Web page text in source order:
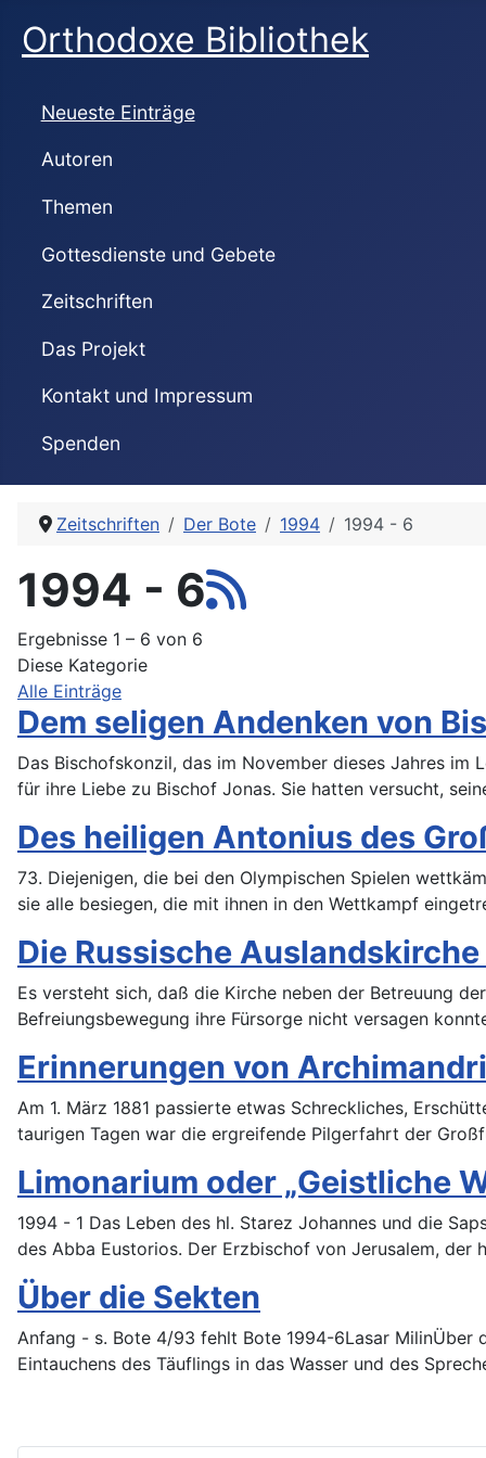
Orthodoxe Bibliothek
Neueste Einträge
Autoren
Themen
Gottesdienste und Gebete
Zeitschriften
Das Projekt
Kontakt und Impressum
Spenden
Zeitschriften Der Bote 1994 1994 - 6
1994 - 6
Ergebnisse 1 – 6 von 6
Diese Kategorie
Alle Einträge
Dem seligen Andenken von
Das Bischofskonzil, das im November dieses Jahres im
für ihre Liebe zu Bischof Jonas. Sie hatten versucht,
Des heiligen Antonius des
73. Diejenigen, die bei den Olympischen Spielen
sie alle besiegen, die mit ihnen in den Wettkampf
Die Russische
Es versteht sich, daß die Kirche neben der Betreuung
Befreiungsbewegung ihre Fürsorge nicht versagen
Erinnerungen von
Am 1. März 1881 passierte etwas Schreckliches,
taurigen Tagen war die ergreifende Pilgerfahrt der
Limonarium oder „Geistliche
1994 - 1 Das Leben des hl. Starez Johannes und die
des Abba Eustorios. Der Erzbischof von Jerusalem, der
Über die Sekten
Anfang - s. Bote 4/93 fehlt Bote 1994-6Lasar MilinÜber
Eintauchens des Täuflings in das Wasser und des